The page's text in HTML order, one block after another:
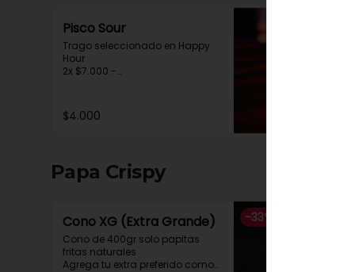
Pisco Sour
Trago seleccionado en Happy
Hour
2x $7.000.-
$4.000
Papa Crispy
-33%
Cono XG (Extra Grande)
Cono de 400gr solo papitas
fritas naturales
Agrega tu extra preferido como